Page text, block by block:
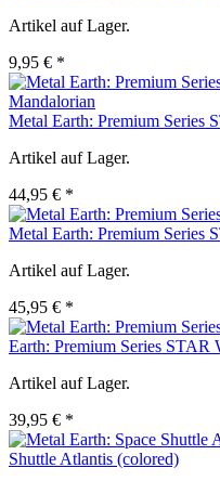
Artikel auf Lager.
9,95 € *
Metal Earth: Premium Series
Artikel auf Lager.
44,95 € *
Metal Earth: Premium Series
Artikel auf Lager.
45,95 € *
Earth: Premium Series STAR
Artikel auf Lager.
39,95 € *
Shuttle Atlantis (colored)